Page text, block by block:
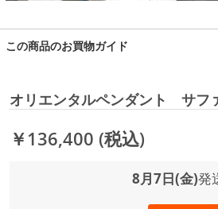
この商品のお買物ガイド
オリエンタルペンダント サフ
￥136,400 (税込)
8月7日(金)発